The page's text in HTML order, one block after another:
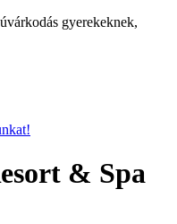
gyerekeknek,
& Spa